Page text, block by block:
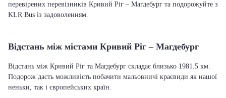
перевірених перевізників Кривий Ріг – Магдебург та подорожуйте з
KLR Bus із задоволенням.
Відстань між містами Кривий Ріг – Магдебург
Відстань між Кривий Ріг та Магдебург складає близько 1981.5 км.
Подорож дасть можливість побачити мальовничі краєвиди як нашої
неньки, так і європейських країн.